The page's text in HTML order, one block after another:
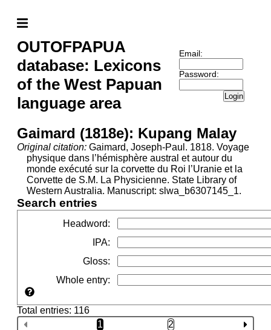
OUTOFPAPUA
database: Lexicons
of the West Papuan
language area
Email:
Password:
Login
Gaimard (1818e): Kupang Malay
Original citation: Gaimard, Joseph-Paul. 1818. Voyage
physique dans l’hémisphère austral et autour du
monde exécuté sur la corvette du Roi l’Uranie et la
Corvette de S.M. La Physicienne. State Library of
Western Australia. Manuscript: slwa_b6307145_1.
Search entries
Headword:
IPA:
Gloss:
Whole entry:
Total entries: 116
1
2